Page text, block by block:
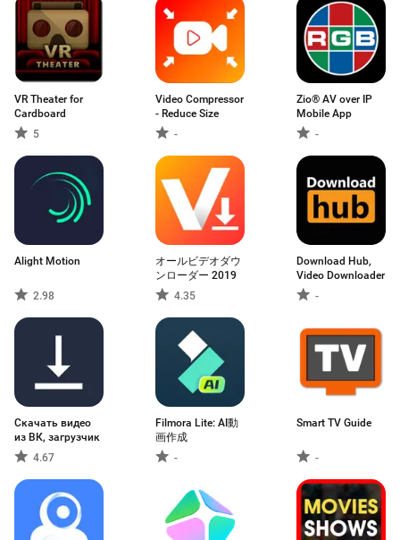
VR Theater for
Cardboard
5
Video Compressor
- Reduce Size
-
Zio® AV over IP
Mobile App
-
Alight Motion
2.98
オールビデオダウ
ンローダー 2019
4.35
Download Hub,
Video Downloader
-
Скачать видео
из ВК, загрузчик
4.67
Filmora Lite: AI動
画作成
-
Smart TV Guide
-